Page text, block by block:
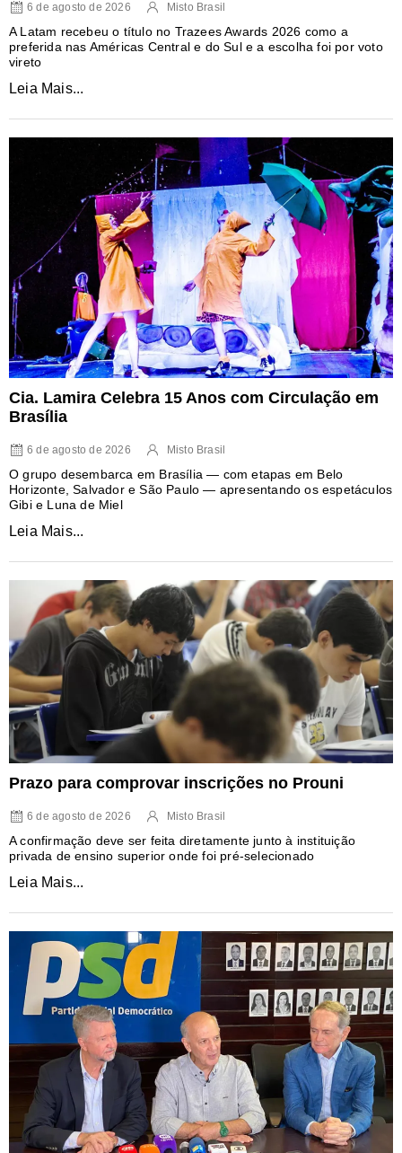
6 de agosto de 2026 Misto Brasil
A Latam recebeu o título no Trazees Awards 2026 como a
preferida nas Américas Central e do Sul e a escolha foi por voto
vireto
Leia Mais...
Cia. Lamira Celebra 15 Anos com Circulação em
Brasília
6 de agosto de 2026 Misto Brasil
O grupo desembarca em Brasília — com etapas em Belo
Horizonte, Salvador e São Paulo — apresentando os espetáculos
Gibi e Luna de Miel
Leia Mais...
Prazo para comprovar inscrições no Prouni
6 de agosto de 2026 Misto Brasil
A confirmação deve ser feita diretamente junto à instituição
privada de ensino superior onde foi pré-selecionado
Leia Mais...